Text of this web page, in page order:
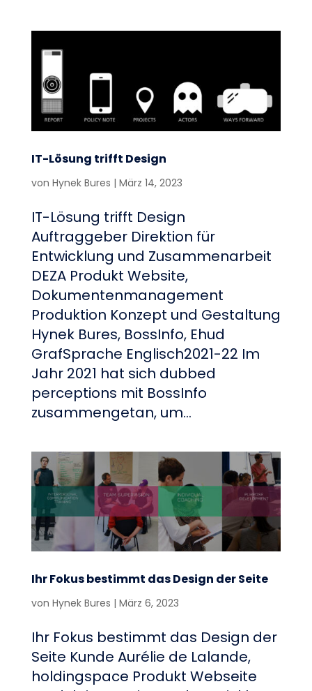
IT-Lösung trifft Design
von Hynek Bures | März 14, 2023
IT-Lösung trifft Design
Auftraggeber Direktion für
Entwicklung und Zusammenarbeit
DEZA Produkt Website,
Dokumentenmanagement
Produktion Konzept und Gestaltung
Hynek Bures, BossInfo, Ehud
GrafSprache Englisch2021-22 Im
Jahr 2021 hat sich dubbed
perceptions mit BossInfo
zusammengetan, um...
Ihr Fokus bestimmt das Design der Seite
von Hynek Bures | März 6, 2023
Ihr Fokus bestimmt das Design der
Seite Kunde Aurélie de Lalande,
holdingspace Produkt Webseite